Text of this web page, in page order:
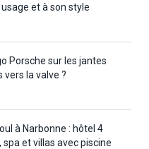
et à son style
Porsche sur les jantes
la valve ?
à Narbonne : hôtel 4
spa et villas avec piscine